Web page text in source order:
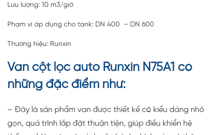
Lưu lượng: 10 m3/giờ
Phạm vi áp dụng cho tank: DN 400 – DN 600
Thương hiệu: Runxin
Van cột lọc auto Runxin N75A1 có
những đặc điểm như:
– Đây là sản phẩm van được thiết kế có kiểu dáng nhỏ
gọn, quá trình lắp đặt thuận tiện, giúp điều khiển hệ